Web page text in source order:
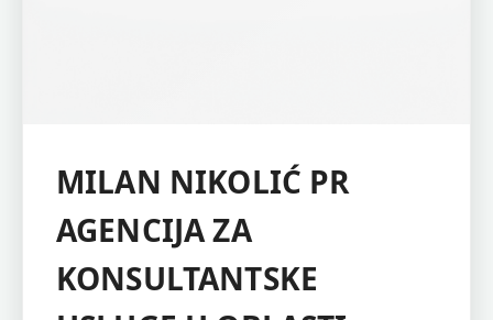
MILAN NIKOLIĆ PR
AGENCIJA ZA
KONSULTANTSKE